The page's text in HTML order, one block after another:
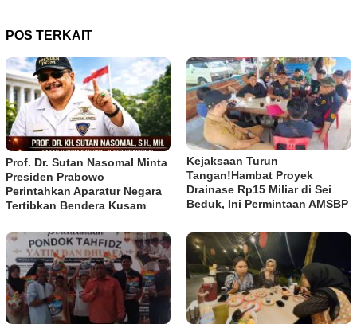
POS TERKAIT
Prof. Dr. Sutan Nasomal Minta
Presiden Prabowo
Perintahkan Aparatur Negara
Tertibkan Bendera Kusam
Kejaksaan Turun
Tangan!Hambat Proyek
Drainase Rp15 Miliar di Sei
Beduk, Ini Permintaan AMSBP